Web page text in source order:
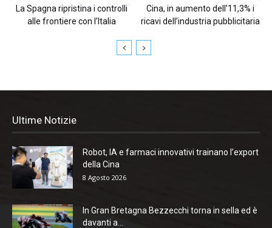
La Spagna ripristina i controlli
alle frontiere con l’Italia
Cina, in aumento dell’11,3% i
ricavi dell’industria pubblicitaria
Ultime Notizie
Robot, IA e farmaci innovativi trainano l’export
della Cina
8 Agosto 2026
In Gran Bretagna Bezzecchi torna in sella ed è
davanti a...